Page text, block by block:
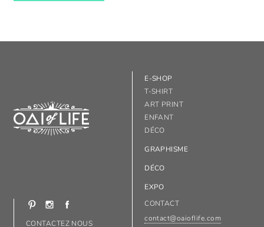
E-SHOP
T-SHIRT
ART PRINT
ENFANT
DÉCO
GRAPHISME
DÉCO
EXPO
CONTACTEZ NOUS
CONTACT
contact@oaioflife.com